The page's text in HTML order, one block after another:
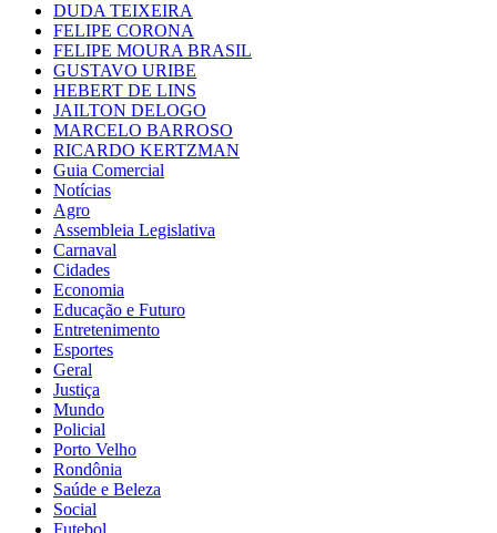
DUDA TEIXEIRA
FELIPE CORONA
FELIPE MOURA BRASIL
GUSTAVO URIBE
HEBERT DE LINS
JAILTON DELOGO
MARCELO BARROSO
RICARDO KERTZMAN
Guia Comercial
Notícias
Agro
Assembleia Legislativa
Carnaval
Cidades
Economia
Educação e Futuro
Entretenimento
Esportes
Geral
Justiça
Mundo
Policial
Porto Velho
Rondônia
Saúde e Beleza
Social